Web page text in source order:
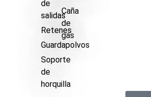
de
salidas
Retenes
Guardapolvos
Soporte
de
horquilla
Caña
de
gas